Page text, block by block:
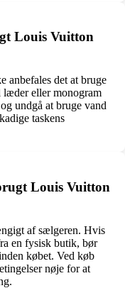
Louis Vuitton
anbefales det at bruge
læder eller monogram
undgå at bruge vand
taskens
Louis Vuitton
af sælgeren. Hvis
en fysisk butik, bør
købet. Ved køb
nøje for at